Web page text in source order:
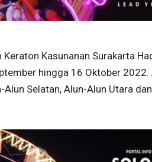
Keraton Kasunanan Surakarta
hingga 16 Oktober 2022.
Selatan, Alun-Alun Utara